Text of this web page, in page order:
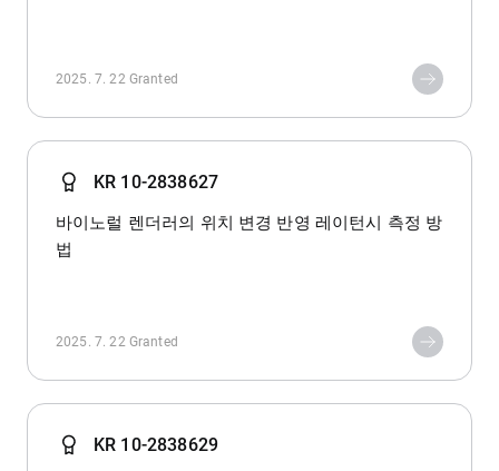
2025. 7. 22 Granted
KR 10-2838627
바이노럴 렌더러의 위치 변경 반영 레이턴시 측정 방
법
2025. 7. 22 Granted
KR 10-2838629